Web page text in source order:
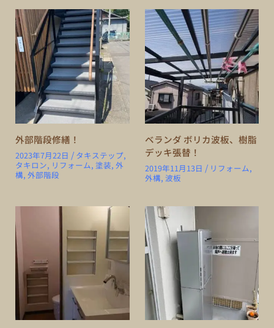
外部階段修繕！
2023年7月22日 / タキステップ,
タキロン, リフォーム, 塗装, 外
構, 外部階段
ベランダ ボリカ波板、樹脂
デッキ張替！
2019年11月13日 / リフォーム,
外構, 波板